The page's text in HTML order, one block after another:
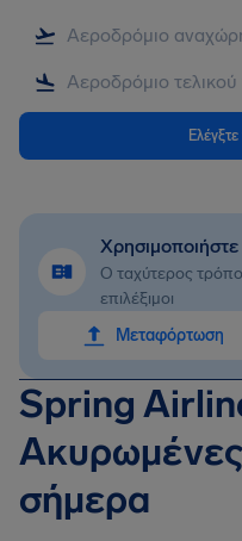
Ο ταχύτερος
επιλέξιμοι
Mεταφόρτωση
Spring
Ακυρωμένες
σήμερα